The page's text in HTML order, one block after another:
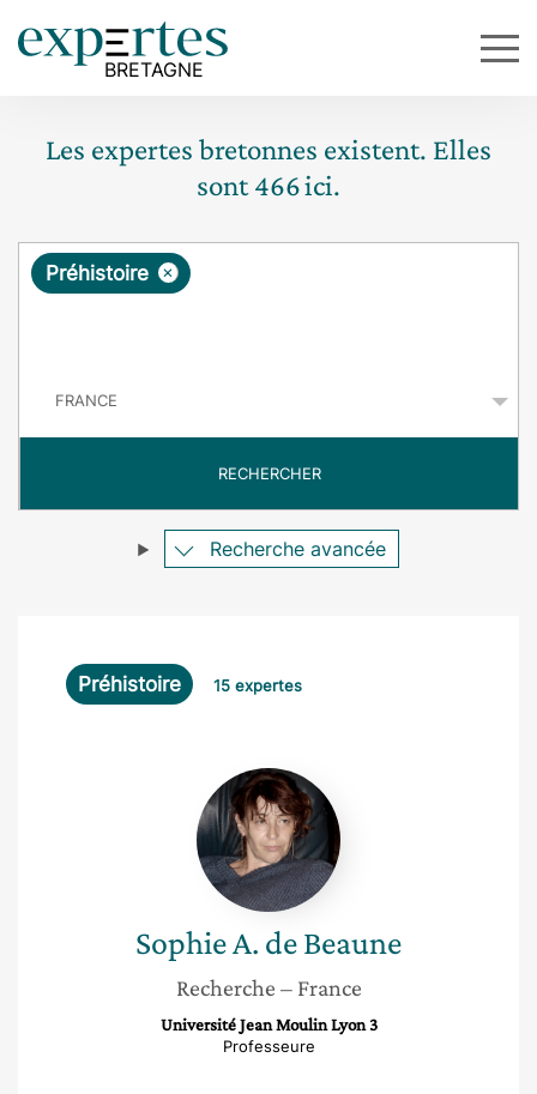
Les expertes bretonnes existent. Elles
sont466ici.
R
ê
e
×
Préhistoire
RECHERCHER
Recherche avancée
Préhistoire 15 expertes
Sophie
A.
de
Beaune
SophieA. de Beaune
Recherche – France
Université Jean Moulin Lyon 3
Professeure